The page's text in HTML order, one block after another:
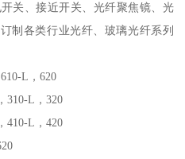
关、接近开关、光纤聚焦镜、光
制各类行业光纤、玻璃光纤系列
L，620
310-L，320
410-L，420